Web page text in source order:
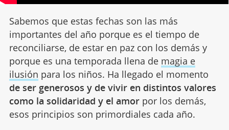
Sabemos que estas fechas son las más
importantes del año porque es el tiempo de
reconciliarse, de estar en paz con los demás y
porque es una temporada llena de magia e
ilusión para los niños. Ha llegado el momento
de ser generosos y de vivir en distintos valores
como la solidaridad y el amorpor los demás,
esos principios son primordiales cada año.